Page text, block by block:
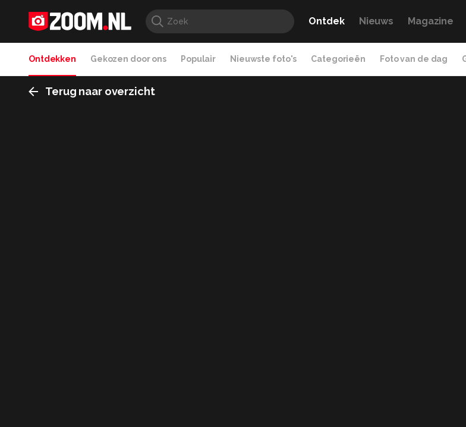
Ontdek Nieuws Magazine
Ontdekken Gekozen door ons Populair Nieuwste foto's Categorieën Foto van de dag
Terug naar overzicht